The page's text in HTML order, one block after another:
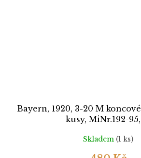
Bayern, 1920, 3-20 M
kusy, MiNr.192-
Skladem (1 ks)